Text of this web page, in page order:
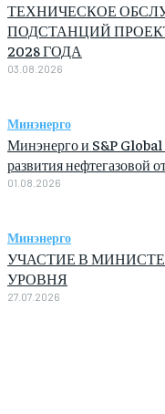
ТЕХНИЧЕСКОЕ
ПОДСТАНЦИЙ
2028 ГОДА
03.08.2026
Минэнерго
Минэнерго и S&P
развития нефтегазовой
01.08.2026
Минэнерго
УЧАСТИЕ В
УРОВНЯ
27.07.2026